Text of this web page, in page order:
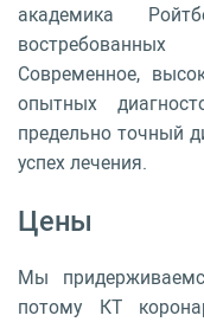
академика
Современное,
опытных
предельно точный
успех лечения.
Цены
Мы
потому КТ